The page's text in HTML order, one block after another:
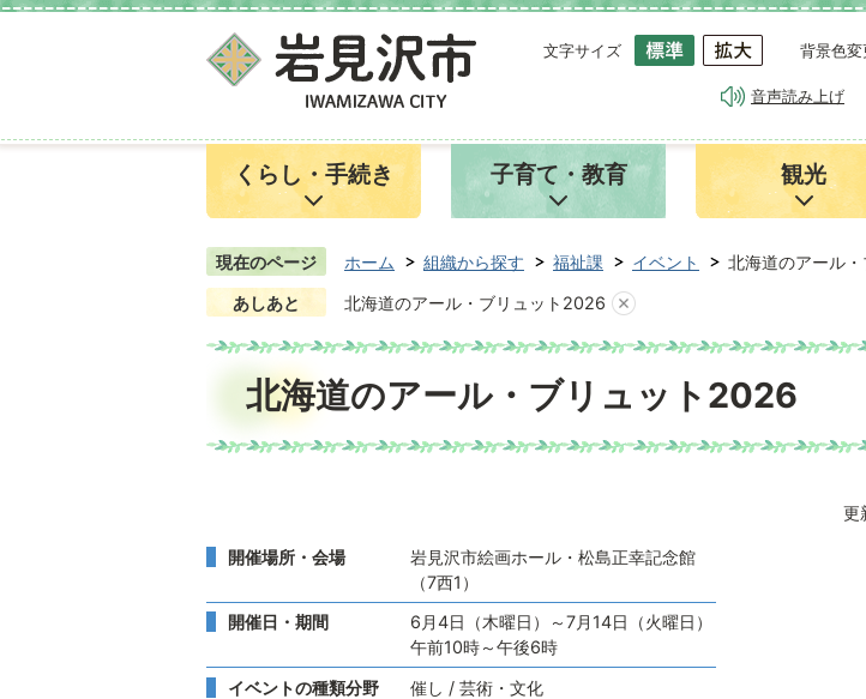
文字サイズ 背景色変
音声読み上げ
くらし・手続き 子育て・教育 観光
現在のページ ホーム 組織から探す 福祉課 イベント
北海道のアール
あしあと
北海道のアール・ブリュット2026
北海道のアール・ブリュット2026
更
開催場所・会場
岩見沢市絵画ホール・松島正幸記念館
（7西1）
開催日・期間
6月4日（木曜日）～7月14日（火曜日）
午前10時～午後6時
イベントの種類分野
催し / 芸術・文化